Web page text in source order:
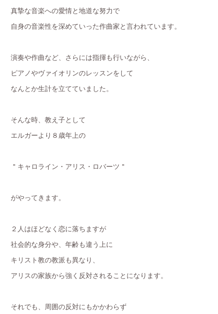
真摯な音楽への愛情と地道な努力で
自身の音楽性を深めていった作曲家と言われています。
演奏や作曲など、さらには指揮も行いながら、
ピアノやヴァイオリンのレッスンをして
なんとか生計を立てていました。
そんな時、教え子として
エルガーより８歳年上の
＂キャロライン・アリス・ロバーツ＂
がやってきます。
２人はほどなく恋に落ちますが
社会的な身分や、年齢も違う上に
キリスト教の教派も異なり、
アリスの家族から強く反対されることになります。
それでも、周囲の反対にもかかわらず